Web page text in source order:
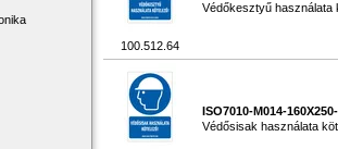
100.512.64
Védőkesztyű használata
ISO7010-M014-
Védősisak használata